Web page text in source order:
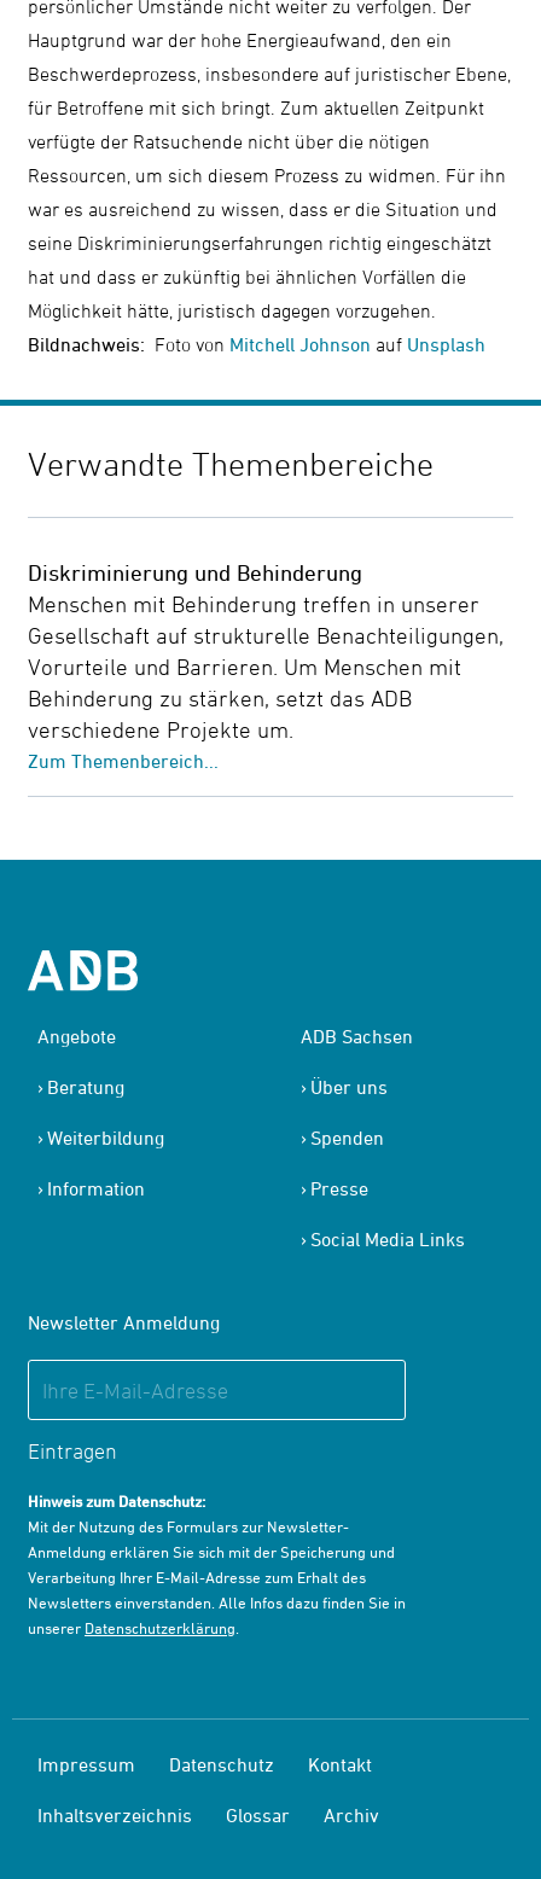
persönlicher Umstände nicht weiter zu verfolgen. Der
Hauptgrund war der hohe Energieaufwand, den ein
Beschwerdeprozess, insbesondere auf juristischer Ebene,
für Betroffene mit sich bringt. Zum aktuellen Zeitpunkt
verfügte der Ratsuchende nicht über die nötigen
Ressourcen, um sich diesem Prozess zu widmen. Für ihn
war es ausreichend zu wissen, dass er die Situation und
seine Diskriminierungserfahrungen richtig eingeschätzt
hat und dass er zukünftig bei ähnlichen Vorfällen die
Möglichkeit hätte, juristisch dagegen vorzugehen.
Bildnachweis: Foto von Mitchell Johnson auf Unsplash
Verwandte Themenbereiche
Diskriminierung und Behinderung
Menschen mit Behinderung treffen in unserer
Gesellschaft auf strukturelle Benachteiligungen,
Vorurteile und Barrieren. Um Menschen mit
Behinderung zu stärken, setzt das ADB
verschiedene Projekte um.
Zum Themenbereich...
Angebote
Beratung
Weiterbildung
Information
ADB Sachsen
Über uns
Spenden
Presse
Social Media Links
Newsletter Anmeldung
Eintragen
Hinweis zum Datenschutz:
Mit der Nutzung des Formulars zur Newsletter-
Anmeldung erklären Sie sich mit der Speicherung und
Verarbeitung Ihrer E-Mail-Adresse zum Erhalt des
Newsletters einverstanden. Alle Infos dazu finden Sie in
unserer Datenschutzerklärung
Impressum Datenschutz Kontakt
Inhaltsverzeichnis Glossar Archiv